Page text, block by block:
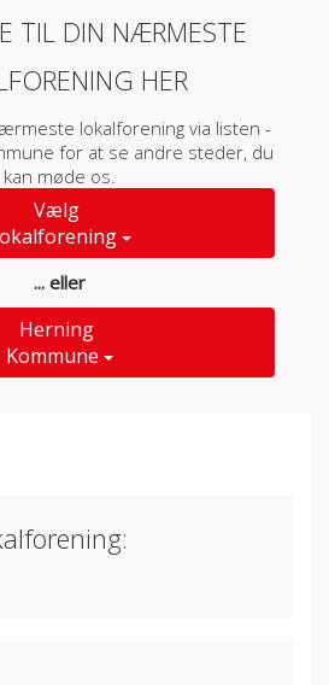
TIL DIN NÆRMESTE
HER
lokalforening via listen -
for at se andre steder, du
kan møde os.
Vælg
... eller
Herning
Kommune